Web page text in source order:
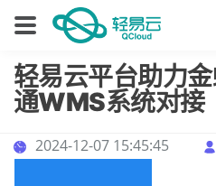
轻易云平台助力
通WMS系统对接
2024-12-07 15:45:45